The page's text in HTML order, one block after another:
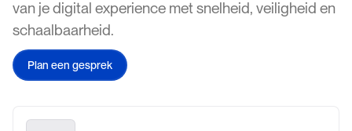
van je digital experience met snelheid, veiligheid en
schaalbaarheid.
Plan een gesprek